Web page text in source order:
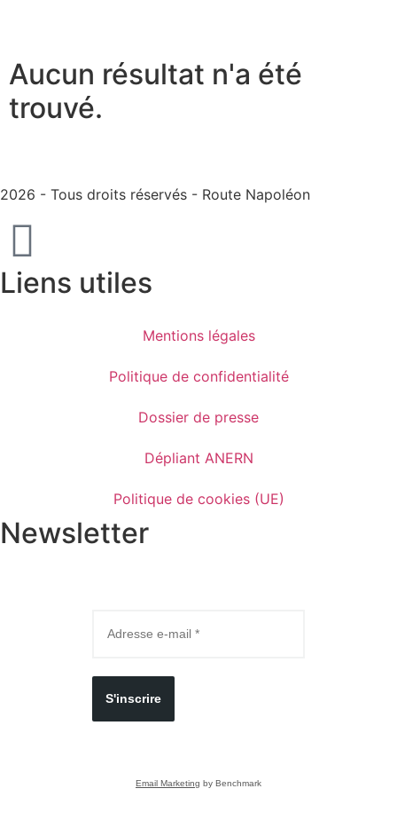
Aucun résultat n'a été
trouvé.
2026 - Tous droits réservés - Route Napoléon
Liens utiles
Mentions légales
Politique de confidentialité
Dossier de presse
Dépliant ANERN
Politique de cookies (UE)
Newsletter
S'inscrire
Email Marketing by Benchmark